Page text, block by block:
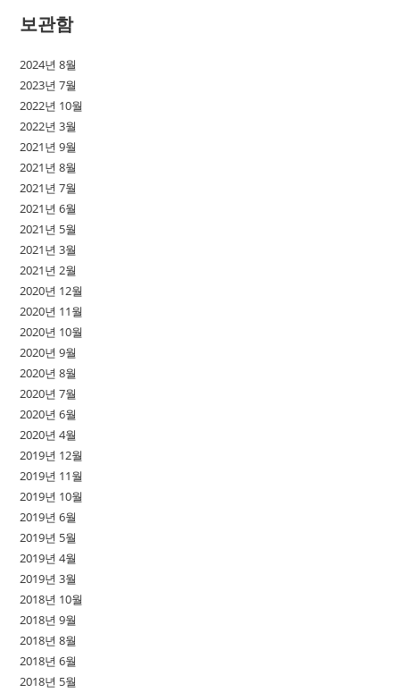
보관함
2024년 8월
2023년 7월
2022년 10월
2022년 3월
2021년 9월
2021년 8월
2021년 7월
2021년 6월
2021년 5월
2021년 3월
2021년 2월
2020년 12월
2020년 11월
2020년 10월
2020년 9월
2020년 8월
2020년 7월
2020년 6월
2020년 4월
2019년 12월
2019년 11월
2019년 10월
2019년 6월
2019년 5월
2019년 4월
2019년 3월
2018년 10월
2018년 9월
2018년 8월
2018년 6월
2018년 5월